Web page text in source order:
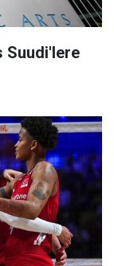
Suudi'lere